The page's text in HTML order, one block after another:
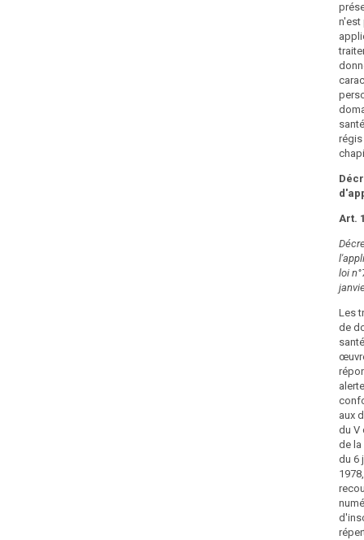
n'est
régis
Art.
loi
Les
de
aux
du V
de la
du 6